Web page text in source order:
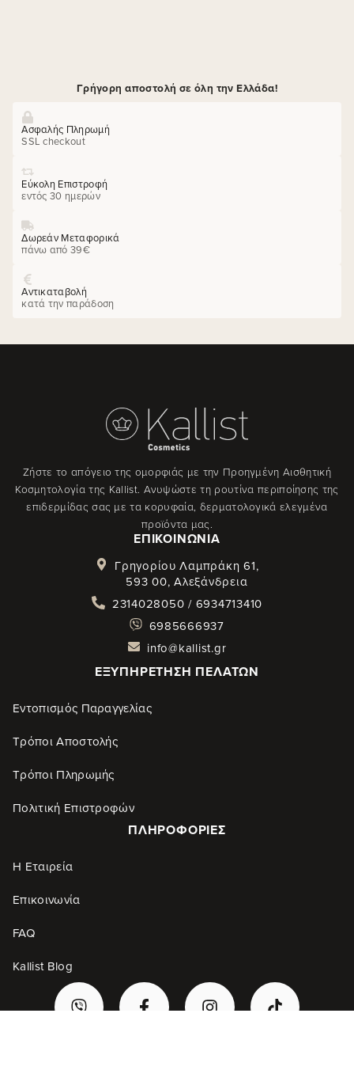
Γρήγορη αποστολή σε όλη την Ελλάδα!
Ασφαλής Πληρωμή
SSL checkout
Εύκολη Επιστροφή
εντός 30 ημερών
Δωρεάν Μεταφορικά
πάνω από 39€
Αντικαταβολή
κατά την παράδοση
Ζήστε το απόγειο της ομορφιάς με την Προηγμένη Αισθητική
Κοσμητολογία της Kallist. Ανυψώστε τη ρουτίνα περιποίησης της
επιδερμίδας σας με τα κορυφαία, δερματολογικά ελεγμένα
προϊόντα μας.
ΕΠΙΚΟΙΝΩΝΊΑ
Γρηγορίου Λαμπράκη 61,
593 00, Αλεξάνδρεια
2314028050 / 6934713410
6985666937
info@kallist.gr
ΕΞΥΠΗΡΈΤΗΣΗ ΠΕΛΑΤΏΝ
Εντοπισμός Παραγγελίας
Τρόποι Αποστολής
Τρόποι Πληρωμής
Πολιτική Επιστροφών
ΠΛΗΡΟΦΟΡΊΕΣ
Η Εταιρεία
Επικοινωνία
FAQ
Kallist Blog